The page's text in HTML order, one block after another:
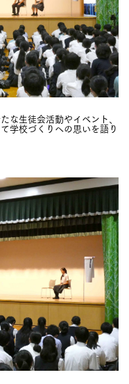
な生徒会活動やイベント、
学校づくりへの思いを語り